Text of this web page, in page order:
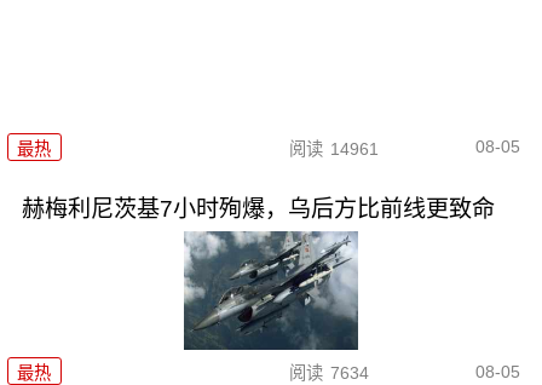
最热 阅读 14961 08-05
赫梅利尼茨基7小时殉爆，乌后方比前线更致命
最热 阅读 7634 08-05